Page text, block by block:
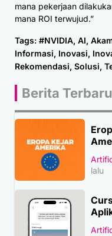
mana pekerjaan
mana ROI terwujud.”
Tags: #NVIDIA, AI,
Informasi, Inovasi,
Rekomendasi, Solusi,
Berita Terbaru
lalu